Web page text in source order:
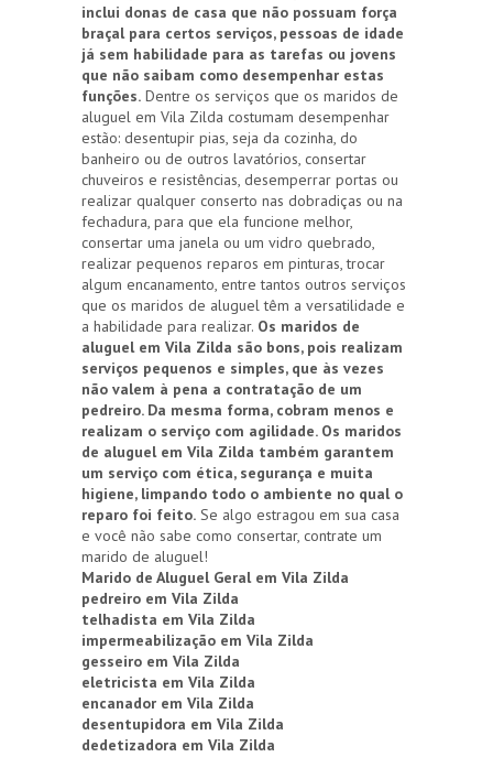
inclui donas de casa que não possuam força
braçal para certos serviços, pessoas de idade
já sem habilidade para as tarefas ou jovens
que não saibam como desempenhar estas
funções. Dentre os serviços que os maridos de
aluguel em Vila Zilda costumam desempenhar
estão: desentupir pias, seja da cozinha, do
banheiro ou de outros lavatórios, consertar
chuveiros e resistências, desemperrar portas ou
realizar qualquer conserto nas dobradiças ou na
fechadura, para que ela funcione melhor,
consertar uma janela ou um vidro quebrado,
realizar pequenos reparos em pinturas, trocar
algum encanamento, entre tantos outros serviços
que os maridos de aluguel têm a versatilidade e
a habilidade para realizar. Os maridos de
aluguel em Vila Zilda são bons, pois realizam
serviços pequenos e simples, que às vezes
não valem à pena a contratação de um
pedreiro. Da mesma forma, cobram menos e
realizam o serviço com agilidade. Os maridos
de aluguel em Vila Zilda também garantem
um serviço com ética, segurança e muita
higiene, limpando todo o ambiente no qual o
reparo foi feito. Se algo estragou em sua casa
e você não sabe como consertar, contrate um
marido de aluguel!
Marido de Aluguel Geral em Vila Zilda
pedreiro em Vila Zilda
telhadista em Vila Zilda
impermeabilização em Vila Zilda
gesseiro em Vila Zilda
eletricista em Vila Zilda
encanador em Vila Zilda
desentupidora em Vila Zilda
dedetizadora em Vila Zilda